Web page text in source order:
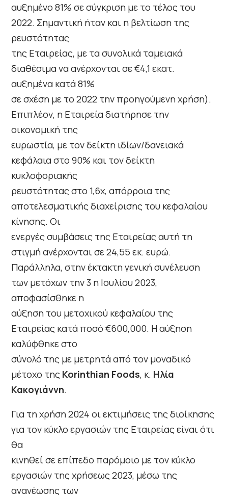
αυξημένο 81% σε σύγκριση με το τέλος του
2022. Σημαντική ήταν και η βελτίωση της
ρευστότητας
της Εταιρείας, με τα συνολικά ταμειακά
διαθέσιμα να ανέρχονται σε €4,1 εκατ.
αυξημένα κατά 81%
σε σχέση με το 2022 την προηγούμενη χρήση).
Επιπλέον, η Εταιρεία διατήρησε την
οικονομική της
ευρωστία, με τον δείκτη ιδίων/δανειακά
κεφάλαια στο 90% και τον δείκτη
κυκλοφοριακής
ρευστότητας στο 1,6x, απόρροια της
αποτελεσματικής διαχείρισης του κεφαλαίου
κίνησης. Οι
ενεργές συμβάσεις της Εταιρείας αυτή τη
στιγμή ανέρχονται σε 24,55 εκ. ευρώ.
Παράλληλα, στην έκτακτη γενική συνέλευση
των μετόχων την 3 η Ιουλίου 2023,
αποφασίσθηκε η
αύξηση του μετοχικού κεφαλαίου της
Εταιρείας κατά ποσό €600,000. Η αύξηση
καλύφθηκε στο
σύνολό της με μετρητά από τον μοναδικό
μέτοχο της Korinthian Foods, κ. Ηλία
Κακογιάννη.
Για τη χρήση 2024 οι εκτιμήσεις της διοίκησης
για τον κύκλο εργασιών της Εταιρείας είναι ότι
θα
κινηθεί σε επίπεδο παρόμοιο με τον κύκλο
εργασιών της χρήσεως 2023, μέσω της
ανανέωσης των